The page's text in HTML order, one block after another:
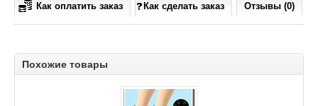
Как оплатить заказ Как сделать заказ Отзывы (0)
Похожие товары